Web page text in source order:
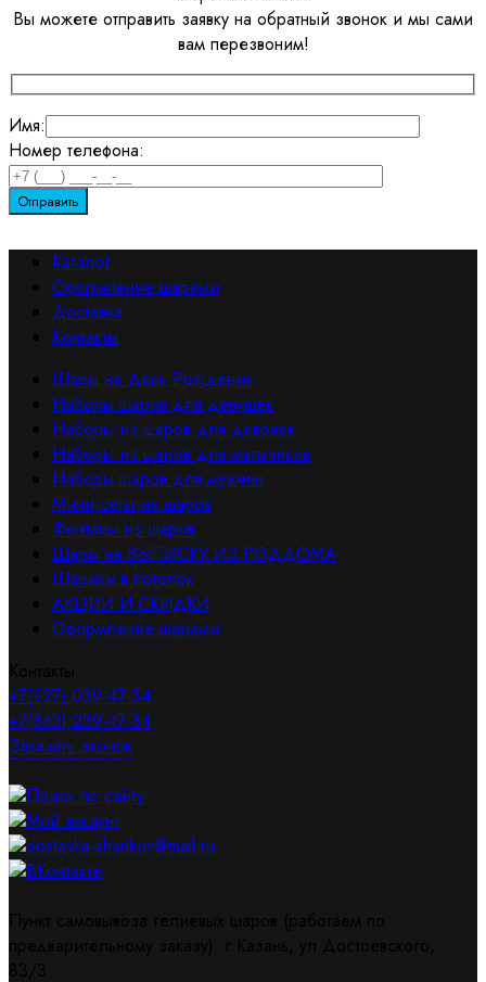
Вы можете отправить заявку на обратный звонок и мы сами
вам перезвоним!
Имя:
Номер телефона:
Каталог
Оформление шарами
Доставка
Контакты
Шары на День Рождения
Наборы шаров для девушек
Наборы из шаров для девочек
Наборы из шаров для мальчиков
Наборы шаров для мужчин
Мини сеты из шаров
Фонтаны из шаров
Шары на ВЫПИСКУ ИЗ РОДДОМА
Шарики в потолок
АКЦИИ И СКИДКИ
Оформление шарами
+7(927) 039-47-34
+7(843) 239-47-34
Заказать звонок
Поиск по сайту
Мой аккаунт
dostavka-sharikov@mail.ru
ВКонтакте